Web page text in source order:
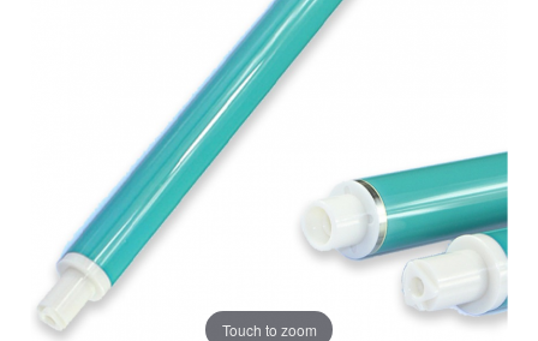
Touch to zoom